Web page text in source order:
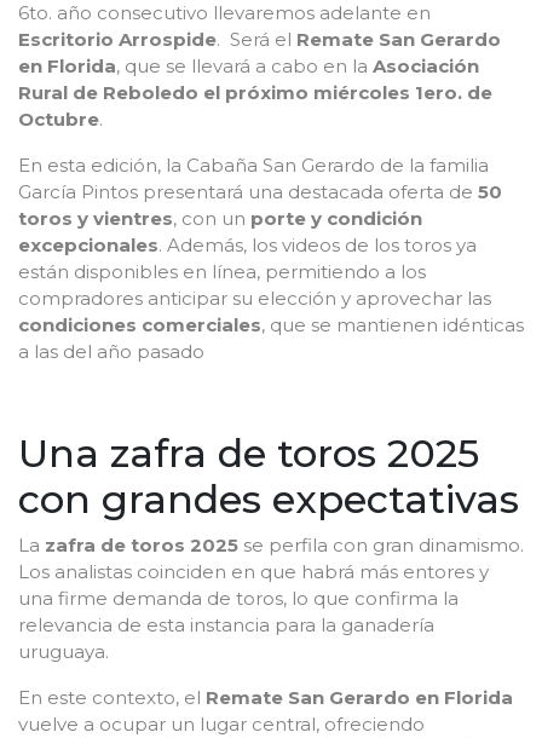
6to. año consecutivo llevaremos adelante en
Escritorio Arrospide. Será el Remate San Gerardo
en Florida, que se llevará a cabo en la Asociación
Rural de Reboledo el próximo miércoles 1ero. de
Octubre.
En esta edición, la Cabaña San Gerardo de la familia
García Pintos presentará una destacada oferta de 50
toros y vientres, con un porte y condición
excepcionales. Además, los videos de los toros ya
están disponibles en línea, permitiendo a los
compradores anticipar su elección y aprovechar las
condiciones comerciales, que se mantienen idénticas
a las del año pasado
Una zafra de toros 2025
con grandes expectativas
La zafra de toros 2025 se perfila con gran dinamismo.
Los analistas coinciden en que habrá más entores y
una firme demanda de toros, lo que confirma la
relevancia de esta instancia para la ganadería
uruguaya.
En este contexto, el Remate San Gerardo en Florida
vuelve a ocupar un lugar central, ofreciendo